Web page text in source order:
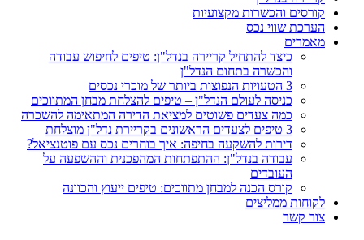
קורסים והכשרות מקצועיות
הערכת שווי נכס
מאמרים
כיצד להתחיל קריירה בנדל"ן: טיפים לחיפוש עבודה
והכשרה בתחום הנדל"ן
3 הטעויות הנפוצות ביותר של מוכרי נכסים
כניסה לעולם הנדל"ן – טיפים להצלחת מבחן המתווכים
כמה צעדים פשוטים למציאת הדירה המתאימה להשכרה
3 טיפים לצעדים הראשונים בקריירת נדל"ן מוצלחת
דירות להשקעה בחיפה: איך בוחרים נכס עם פוטנציאל?
עבודה בנדל"ן: ההתפתחות המהפכנית וההשפעה על
העובדים
קורס הכנה למבחן מתווכים: טיפים ייעוץ והכוונה
לקוחות ממליצים
צור קשר